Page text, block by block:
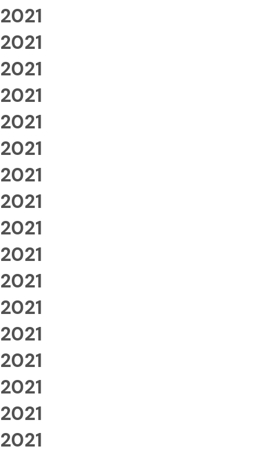
2021
2021
2021
2021
2021
2021
2021
2021
2021
2021
2021
2021
2021
2021
2021
2021
2021